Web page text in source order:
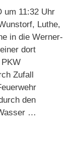
um 11:32 Uhr
Luthe,
in die Werner-
dort
Zufall
den
…